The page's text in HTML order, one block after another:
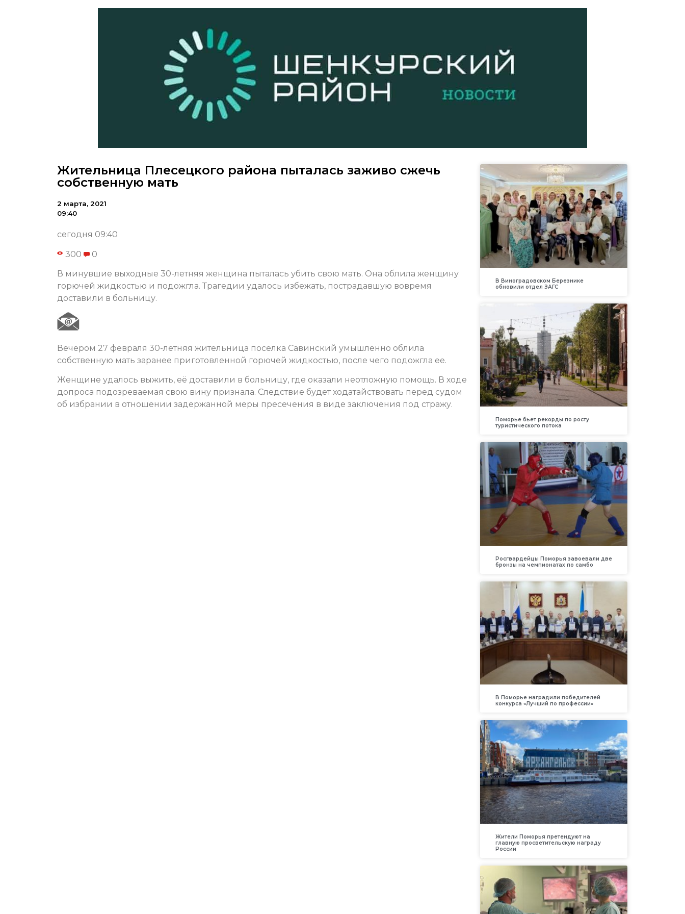
Жительница Плесецкого района пыталась заживо сжечь
собственную мать
2 марта, 2021
09:40
сегодня 09:40
300 0
В минувшие выходные 30-летняя женщина пыталась убить свою мать. Она облила женщину
горючей жидкостью и подожгла. Трагедии удалось избежать, пострадавшую вовремя
доставили в больницу.
Вечером 27 февраля 30-летняя жительница поселка Савинский умышленно облила
собственную мать заранее приготовленной горючей жидкостью, после чего подожгла ее.
Женщине удалось выжить, её доставили в больницу, где оказали неотложную помощь. В ходе
допроса подозреваемая свою вину признала. Следствие будет ходатайствовать перед судом
об избрании в отношении задержанной меры пресечения в виде заключения под стражу.
В Виноградовском Березнике
обновили отдел ЗАГС
Поморье бьет рекорды по росту
туристического потока
Росгвардейцы Поморья завоевали две
бронзы на чемпионатах по самбо
В Поморье наградили победителей
конкурса «Лучший по профессии»
Жители Поморья претендуют на
главную просветительскую награду
России